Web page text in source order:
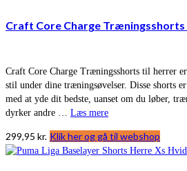
Craft Core Charge Træningsshorts
Craft Core Charge Træningsshorts til herrer
stil under dine træningsøvelser. Disse shorts
med at yde dit bedste, uanset om du løber,
dyrker andre … Læs mere
299,95 kr. Klik her og gå til webshop